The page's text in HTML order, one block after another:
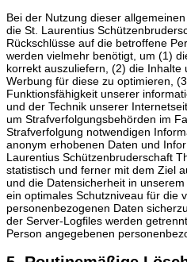
Bei der Nutzung dieser
die St. Laurentius
Rückschlüsse auf die betroffene
werden vielmehr benötigt, um (1)
korrekt auszuliefern, (2) die
Werbung für diese zu optimieren,
Funktionsfähigkeit unserer
und der Technik unserer
um Strafverfolgungsbehörden im
Strafverfolgung notwendigen
anonym erhobenen Daten und
Laurentius Schützenbruderschaft
statistisch und ferner mit dem Ziel
und die Datensicherheit in
ein optimales Schutzniveau für die
personenbezogenen Daten
der Server-Logfiles werden
Person angegebenen